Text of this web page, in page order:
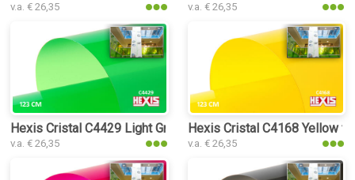
v.a. € 26,35 v.a. € 26,35
Hexis Cristal C4429 Light Green folie
v.a. € 26,35
Hexis Cristal C4168 Yellow
v.a. € 26,35